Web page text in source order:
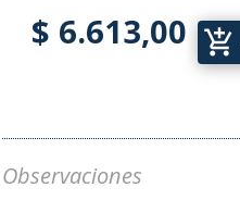
$ 6.613,00 add_shopping_cart
Observaciones